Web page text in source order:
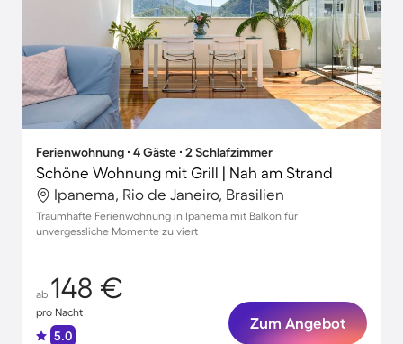
Ferienwohnung ∙ 4 Gäste ∙ 2 Schlafzimmer
Schöne Wohnung mit Grill | Nah am Strand
Ipanema, Rio de Janeiro, Brasilien
Traumhafte Ferienwohnung in Ipanema mit Balkon für
unvergessliche Momente zu viert
ab 148 €
pro Nacht
5.0
Zum Angebot